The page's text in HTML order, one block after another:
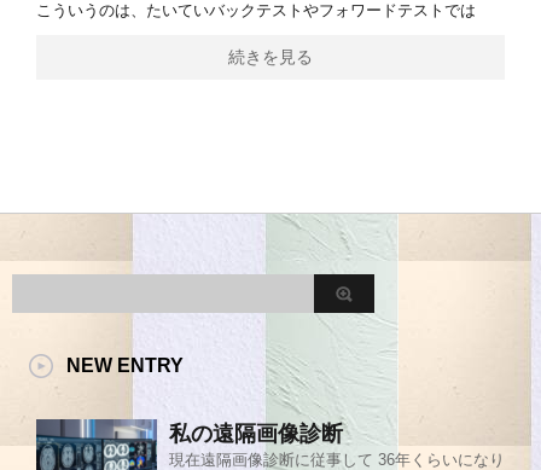
こういうのは、たいていバックテストやフォワードテストでは
続きを見る
NEW ENTRY
私の遠隔画像診断
現在遠隔画像診断に従事して 36年くらいになり